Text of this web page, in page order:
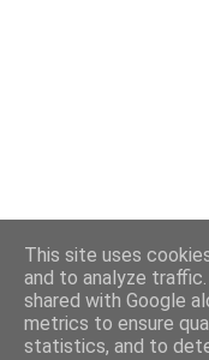
This site uses
and to analyze
shared with Google
metrics to ensure
statistics, and to